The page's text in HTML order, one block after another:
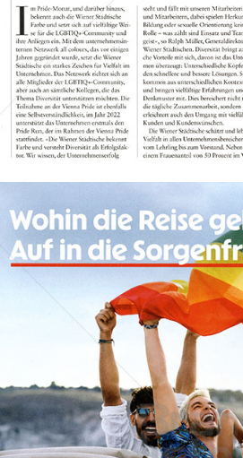
Wiener Städtische